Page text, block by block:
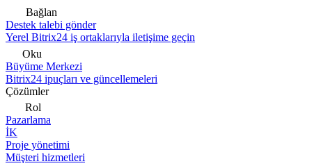
Bağlan
Destek talebi gönder
Yerel Bitrix24 iş ortaklarıyla iletişime geçin
Oku
Büyüme Merkezi
Bitrix24 ipuçları ve güncellemeleri
Çözümler
Rol
Pazarlama
İK
Proje yönetimi
Müşteri hizmetleri